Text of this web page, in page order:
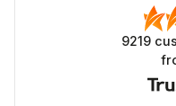
9219